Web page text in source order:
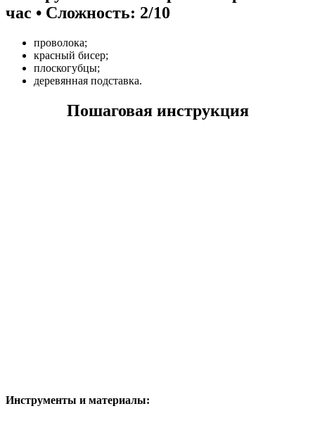
час • Сложность: 2/10
проволока;
красный бисер;
плоскогубцы;
деревянная подставка.
Пошаговая инструкция
Инструменты и материалы: